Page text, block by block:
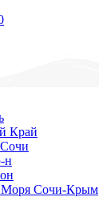
Край
н
Моря Сочи-Крым